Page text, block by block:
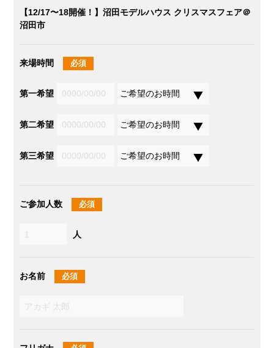
【12/17〜18開催！】沼田モデルハウス クリスマスフェア＠
沼田市
来場時間 必須
第一希望
第二希望
第三希望
ご参加人数 必須
人
お名前 必須